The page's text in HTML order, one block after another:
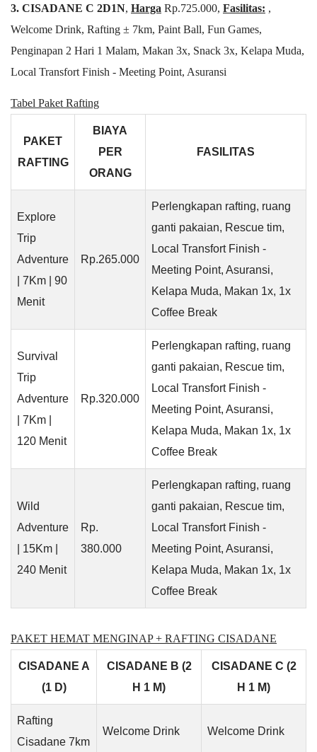
3. CISADANE C 2D1N, Harga Rp.725.000, Fasilitas: ,
Welcome Drink, Rafting ± 7km, Paint Ball, Fun Games,
Penginapan 2 Hari 1 Malam, Makan 3x, Snack 3x, Kelapa Muda,
Local Transfort Finish - Meeting Point, Asuransi
Tabel Paket Rafting
PAKET
RAFTING
BIAYA
PER
ORANG
FASILITAS
Explore
Trip
Adventure
| 7Km | 90
Menit
Rp.265.000
Perlengkapan rafting, ruang
ganti pakaian, Rescue tim,
Local Transfort Finish -
Meeting Point, Asuransi,
Kelapa Muda, Makan 1x, 1x
Coffee Break
Survival
Trip
Adventure
| 7Km |
120 Menit
Rp.320.000
Perlengkapan rafting, ruang
ganti pakaian, Rescue tim,
Local Transfort Finish -
Meeting Point, Asuransi,
Kelapa Muda, Makan 1x, 1x
Coffee Break
Wild
Adventure
| 15Km |
240 Menit
Rp.
380.000
Perlengkapan rafting, ruang
ganti pakaian, Rescue tim,
Local Transfort Finish -
Meeting Point, Asuransi,
Kelapa Muda, Makan 1x, 1x
Coffee Break
PAKET HEMAT MENGINAP + RAFTING CISADANE
CISADANE A
(1 D)
CISADANE B (2
H 1 M)
CISADANE C (2
H 1 M)
Rafting
Cisadane 7km
Welcome Drink Welcome Drink